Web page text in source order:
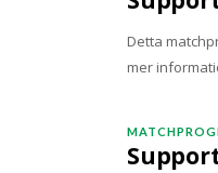
Detta
mer